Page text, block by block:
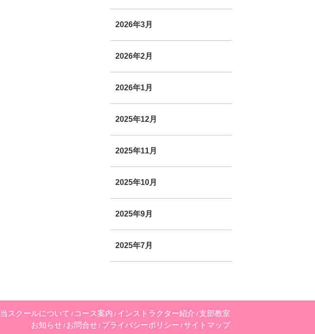
2026年3月
2026年2月
2026年1月
2025年12月
2025年11月
2025年10月
2025年9月
2025年7月
当スクールについて コース案内 インストラクター紹介 支部教室
お知らせ お問合せ プライバシーポリシー サイトマップ